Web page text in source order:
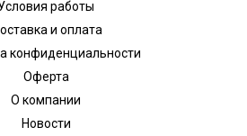
работы
и оплата
конфиденциальности
Оферта
О компании
Новости